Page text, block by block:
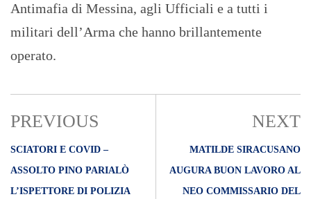
Antimafia di Messina, agli Ufficiali e a tutti i
militari dell’Arma che hanno brillantemente
operato.
PREVIOUS
SCIATORI E COVID –
ASSOLTO PINO PARIALÒ
L’ISPETTORE DI POLIZIA
NEXT
MATILDE SIRACUSANO
AUGURA BUON LAVORO AL
NEO COMMISSARIO DEL